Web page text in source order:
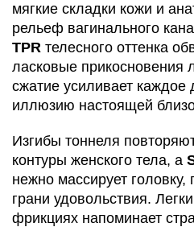
мягкие складки кожи и
рельеф вагинального
TPR телесного оттенка
ласковые прикосновения
сжатие усиливает каждое
иллюзию настоящей
Изгибы тоннеля
контуры женского тела, а
нежно массирует
грани удовольствия.
фрикциях напоминает